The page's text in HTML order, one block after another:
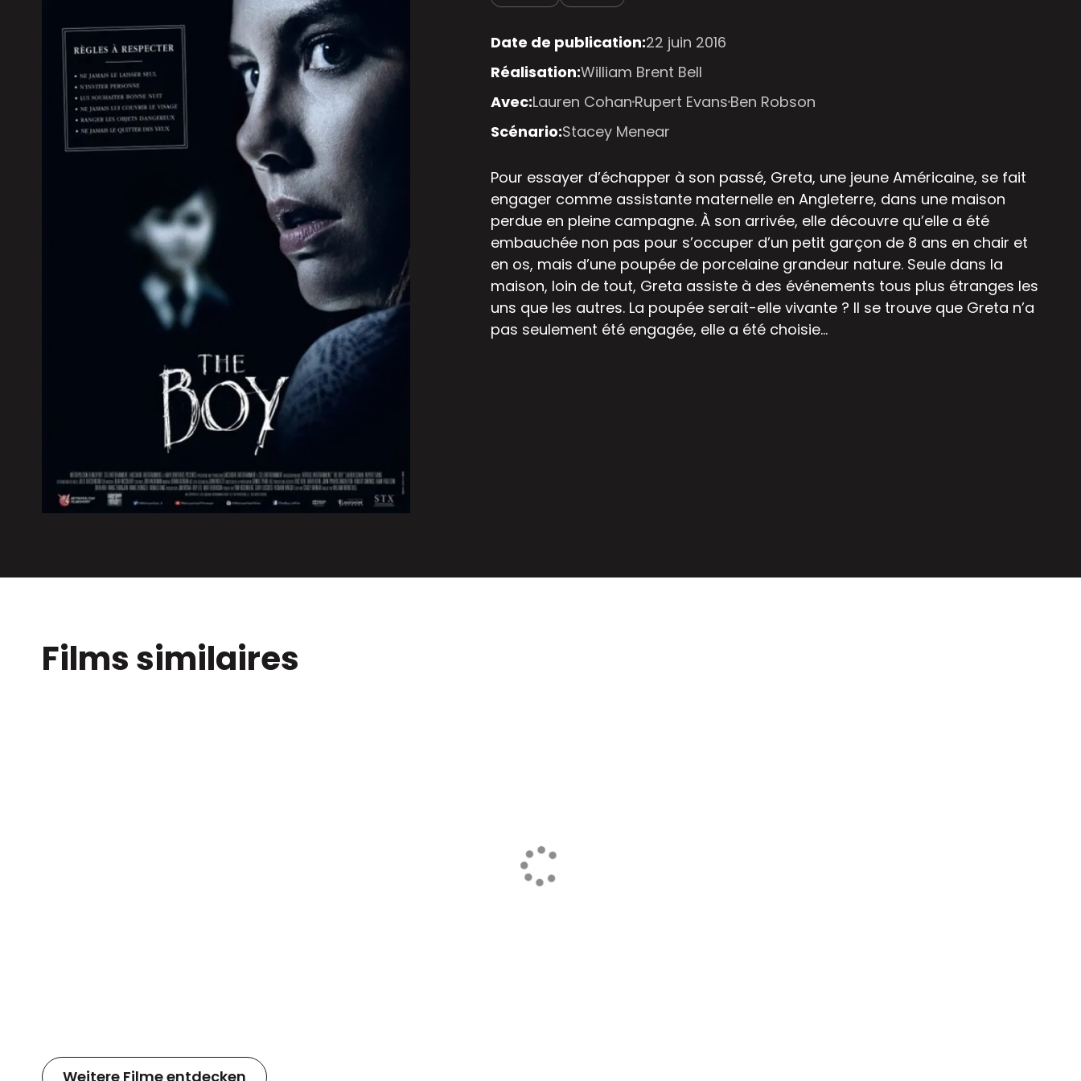
Date de publication:22 juin 2016
Réalisation:William Brent Bell
Avec:Lauren CohanRupert EvansBen Robson
Scénario:Stacey Menear
Pour essayer d’échapper à son passé, Greta, une jeune Américaine, se fait
engager comme assistante maternelle en Angleterre, dans une maison
perdue en pleine campagne. À son arrivée, elle découvre qu’elle a été
embauchée non pas pour s’occuper d’un petit garçon de 8 ans en chair et
en os, mais d’une poupée de porcelaine grandeur nature. Seule dans la
maison, loin de tout, Greta assiste à des événements tous plus étranges les
uns que les autres. La poupée serait-elle vivante ? Il se trouve que Greta n’a
pas seulement été engagée, elle a été choisie…
Films similaires
Weitere Filme entdecken